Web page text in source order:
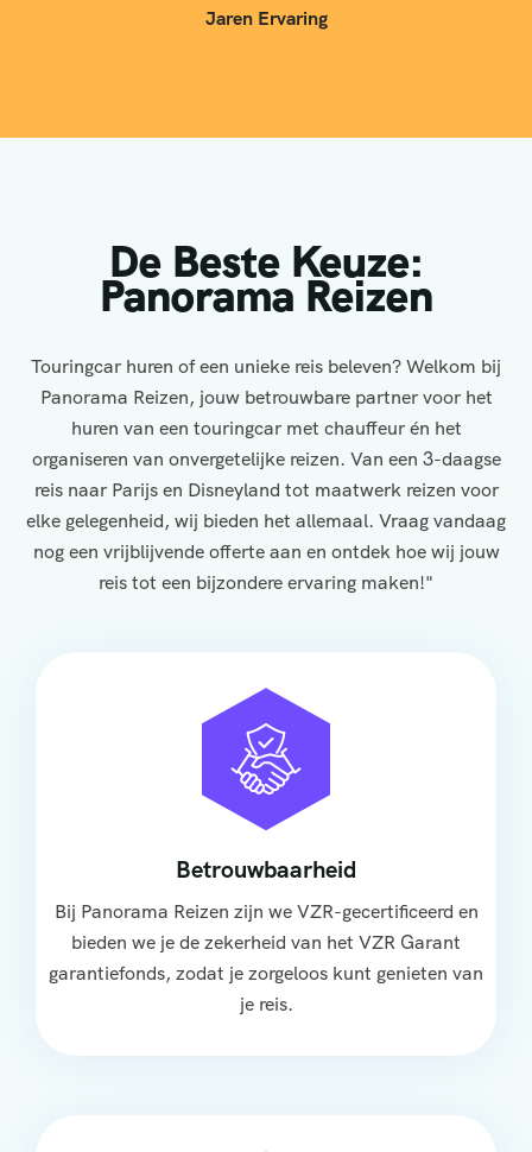
Jaren Ervaring
De Beste Keuze:
Panorama Reizen
Touringcar huren of een unieke reis beleven? Welkom bij
Panorama Reizen, jouw betrouwbare partner voor het
huren van een touringcar met chauffeur én het
organiseren van onvergetelijke reizen. Van een 3-daagse
reis naar Parijs en Disneyland tot maatwerk reizen voor
elke gelegenheid, wij bieden het allemaal. Vraag vandaag
nog een vrijblijvende offerte aan en ontdek hoe wij jouw
reis tot een bijzondere ervaring maken!"
Betrouwbaarheid
Bij Panorama Reizen zijn we VZR-gecertificeerd en
bieden we je de zekerheid van het VZR Garant
garantiefonds, zodat je zorgeloos kunt genieten van
je reis.